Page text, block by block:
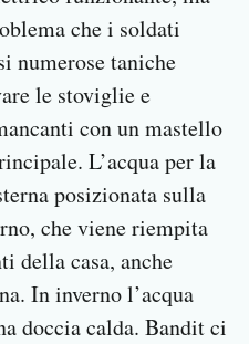
che i soldati
numerose taniche
le stoviglie e
con un mastello
L’acqua per la
posizionata sulla
che viene riempita
della casa, anche
In inverno l’acqua
doccia calda. Bandit ci